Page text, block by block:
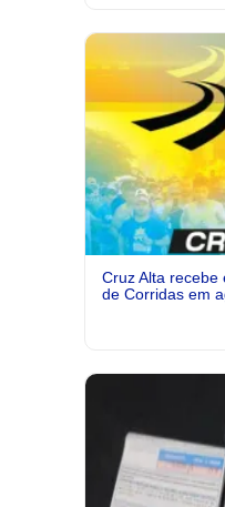
Cruz Alta recebe
de Corridas em